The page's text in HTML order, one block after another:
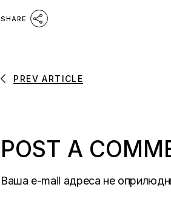
SHARE
PREV ARTICLE
POST A
Ваша e-mail адреса не